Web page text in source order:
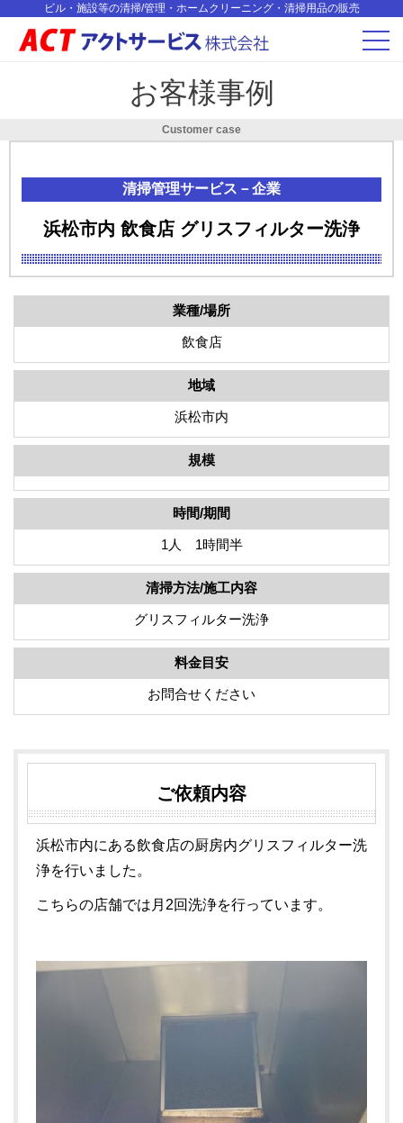
ビル・施設等の清掃/管理・ホームクリーニング・清掃用品の販売
お客様事例
Customer case
清掃管理サービス－企業
浜松市内 飲食店 グリスフィルター洗浄
業種/場所
飲食店
地域
浜松市内
規模
時間/期間
1人 1時間半
清掃方法/施工内容
グリスフィルター洗浄
料金目安
お問合せください
ご依頼内容
浜松市内にある飲食店の厨房内グリスフィルター洗
浄を行いました。
こちらの店舗では月2回洗浄を行っています。